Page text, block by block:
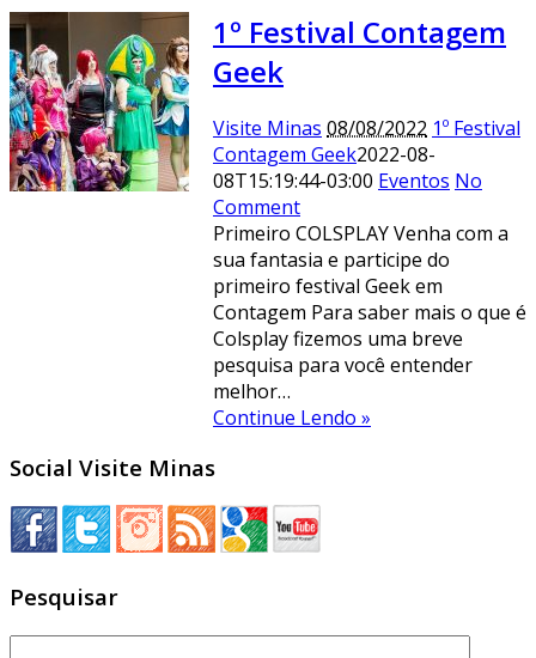
1º Festival Contagem
Geek
Visite Minas 08/08/2022 1º Festival
Contagem Geek2022-08-
08T15:19:44-03:00 Eventos No
Comment
Primeiro COLSPLAY Venha com a
sua fantasia e participe do
primeiro festival Geek em
Contagem Para saber mais o que é
Colsplay fizemos uma breve
pesquisa para você entender
melhor…
Continue Lendo »
Social Visite Minas
Pesquisar